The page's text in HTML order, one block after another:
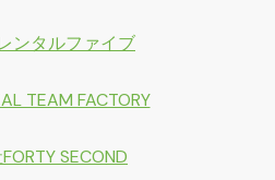
ンタルファイブ
TEAM FACTORY
SECOND